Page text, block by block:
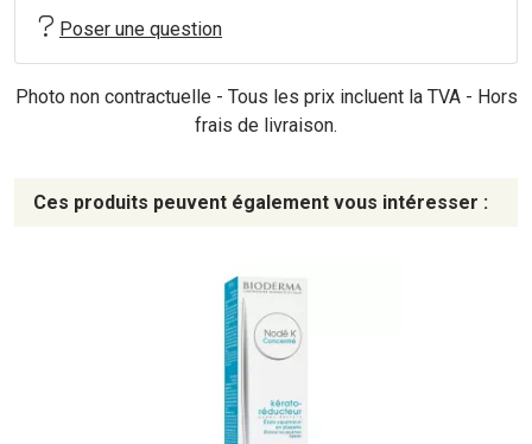
Poser une question
Photo non contractuelle - Tous les prix incluent la TVA - Hors
frais de livraison.
Ces produits peuvent également vous intéresser :